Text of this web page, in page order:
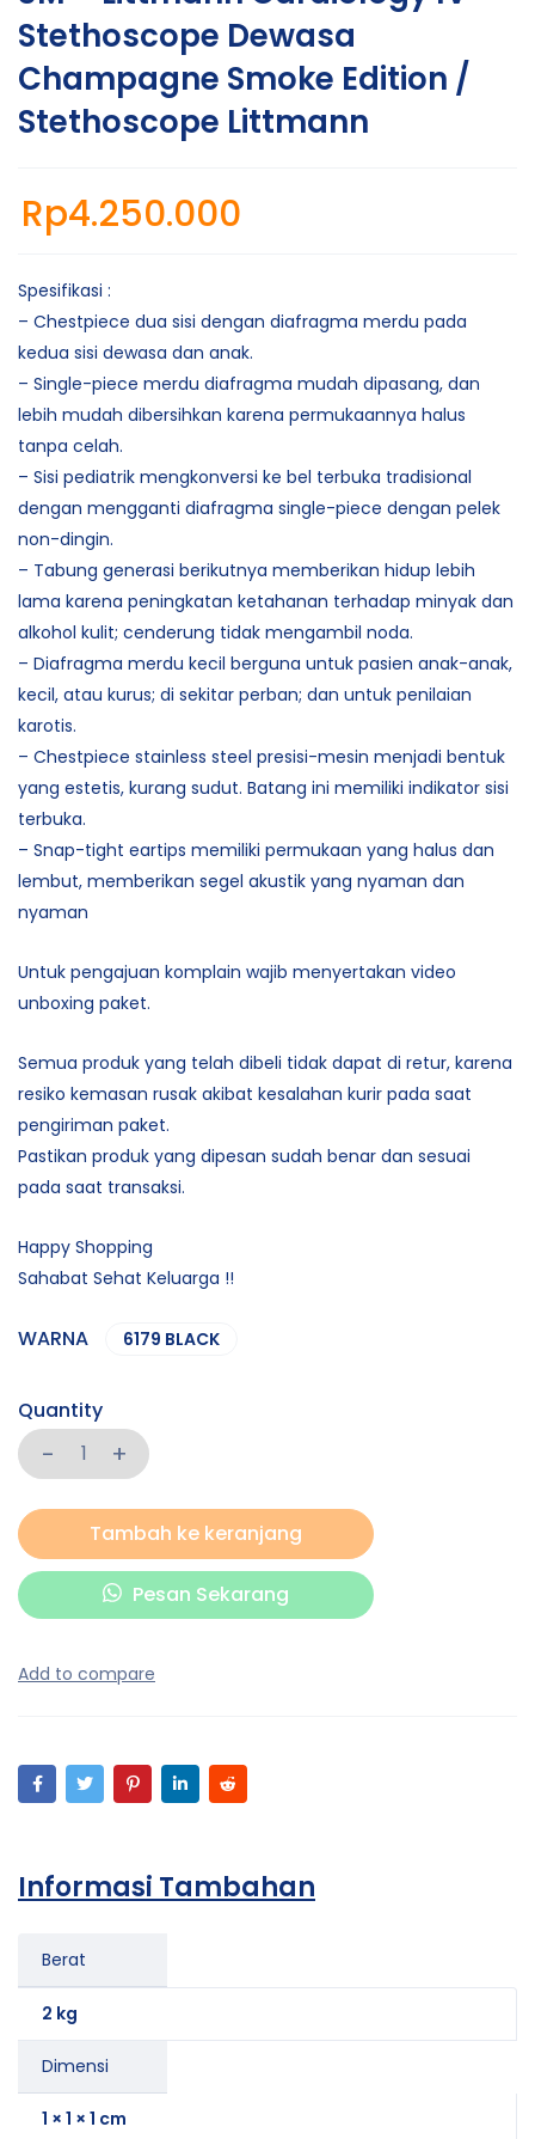
Stethoscope Dewasa
Champagne Smoke Edition /
Stethoscope Littmann
Rp4.250.000
Spesifikasi :
– Chestpiece dua sisi dengan diafragma merdu pada
kedua sisi dewasa dan anak.
– Single-piece merdu diafragma mudah dipasang, dan
lebih mudah dibersihkan karena permukaannya halus
tanpa celah.
– Sisi pediatrik mengkonversi ke bel terbuka tradisional
dengan mengganti diafragma single-piece dengan pelek
non-dingin.
– Tabung generasi berikutnya memberikan hidup lebih
lama karena peningkatan ketahanan terhadap minyak dan
alkohol kulit; cenderung tidak mengambil noda.
– Diafragma merdu kecil berguna untuk pasien anak-anak,
kecil, atau kurus; di sekitar perban; dan untuk penilaian
karotis.
– Chestpiece stainless steel presisi-mesin menjadi bentuk
yang estetis, kurang sudut. Batang ini memiliki indikator sisi
terbuka.
– Snap-tight eartips memiliki permukaan yang halus dan
lembut, memberikan segel akustik yang nyaman dan
nyaman
Untuk pengajuan komplain wajib menyertakan video
unboxing paket.
Semua produk yang telah dibeli tidak dapat di retur, karena
resiko kemasan rusak akibat kesalahan kurir pada saat
pengiriman paket.
Pastikan produk yang dipesan sudah benar dan sesuai
pada saat transaksi.
Happy Shopping
Sahabat Sehat Keluarga !!
WARNA 6179 BLACK
Quantity
Tambah ke keranjang
Pesan Sekarang
Informasi Tambahan
Berat
2 kg
Dimensi
1 × 1 × 1 cm